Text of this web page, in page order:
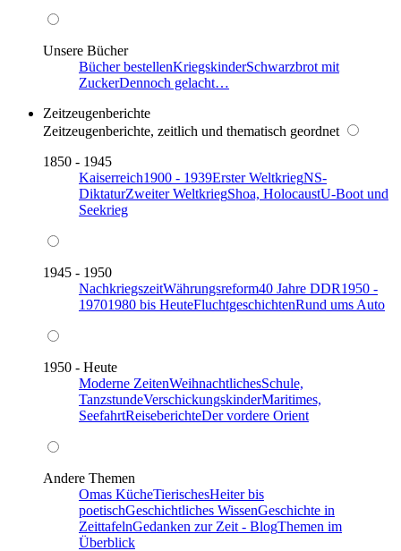
Unsere Bücher
Bücher bestellenKriegskinderSchwarzbrot mit
ZuckerDennoch gelacht…
Zeitzeugenberichte
Zeitzeugenberichte, zeitlich und thematisch geordnet
1850 - 1945
Kaiserreich1900 - 1939Erster WeltkriegNS-
DiktaturZweiter WeltkriegShoa, HolocaustU-Boot und
Seekrieg
1945 - 1950
NachkriegszeitWährungsreform40 Jahre DDR1950 -
19701980 bis HeuteFluchtgeschichtenRund ums Auto
1950 - Heute
Moderne ZeitenWeihnachtlichesSchule,
TanzstundeVerschickungskinderMaritimes,
SeefahrtReiseberichteDer vordere Orient
Andere Themen
Omas KücheTierischesHeiter bis
poetischGeschichtliches WissenGeschichte in
ZeittafelnGedanken zur Zeit - BlogThemen im
Überblick